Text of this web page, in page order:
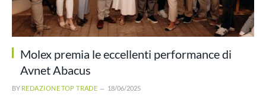
Molex premia le eccellenti performance di
Avnet Abacus
BY REDAZIONE TOP TRADE 18/06/2025